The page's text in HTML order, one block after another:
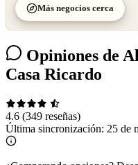
Más negocios cerca
Opiniones de
Casa Ricardo
4.6 (349 reseñas)
Última sincronización: 25 de